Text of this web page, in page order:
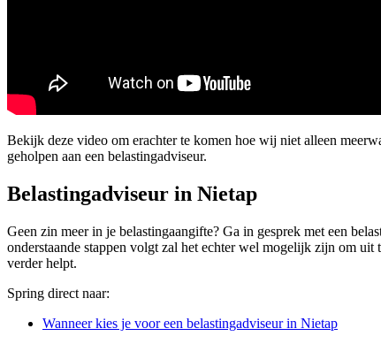
Bekijk deze video om erachter te komen hoe wij niet alleen
geholpen aan een belastingadviseur.
Belastingadviseur in Nietap
Geen zin meer in je belastingaangifte? Ga in gesprek met een
onderstaande stappen volgt zal het echter wel mogelijk zijn om
verder helpt.
Spring direct naar:
Wanneer kies je voor een belastingadviseur in Nietap